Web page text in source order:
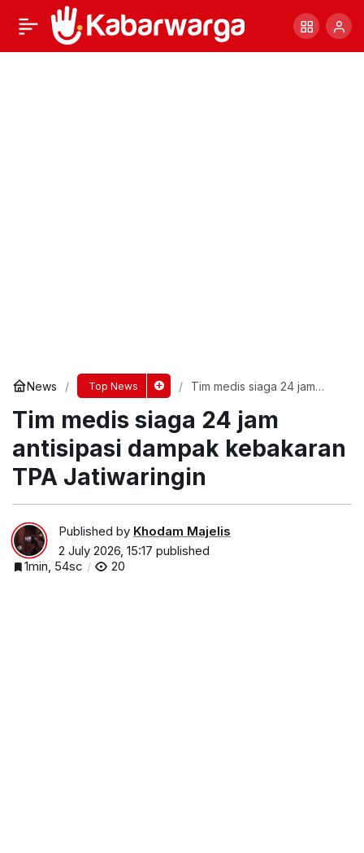
News Top News
Tim medis siaga 24 jam
kebakaran TPA Jatiwaringin
Tim medis siaga 24 jam
antisipasi dampak kebakaran
TPA Jatiwaringin
Published by Khodam Majelis
2 July 2026, 15:17 published
1min, 54sc
20